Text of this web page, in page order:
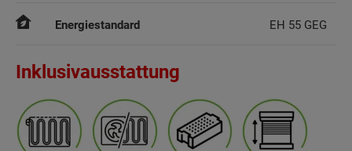
Energiestandard EH 55 GEG
Inklusivausstattung